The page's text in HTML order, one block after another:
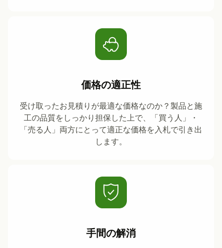
価格の適正性
受け取ったお見積りが最適な価格なのか？製品と施
工の品質をしっかり担保した上で、「買う人」・
「売る人」両方にとって適正な価格を入札で引き出
します。
手間の解消